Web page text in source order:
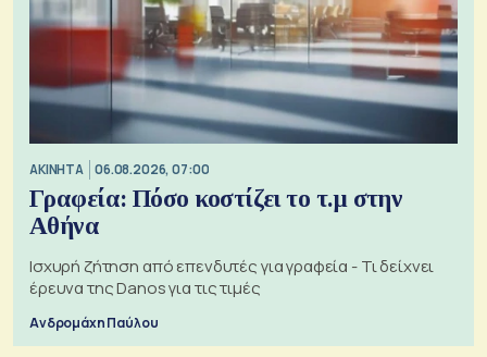
ΑΚΙΝΗΤΑ 06.08.2026, 07:00
Γραφεία: Πόσο κοστίζει το τ.μ στην
Αθήνα
Ισχυρή ζήτηση από επενδυτές για γραφεία - Τι δείχνει
έρευνα της Danos για τις τιμές
Ανδρομάχη Παύλου